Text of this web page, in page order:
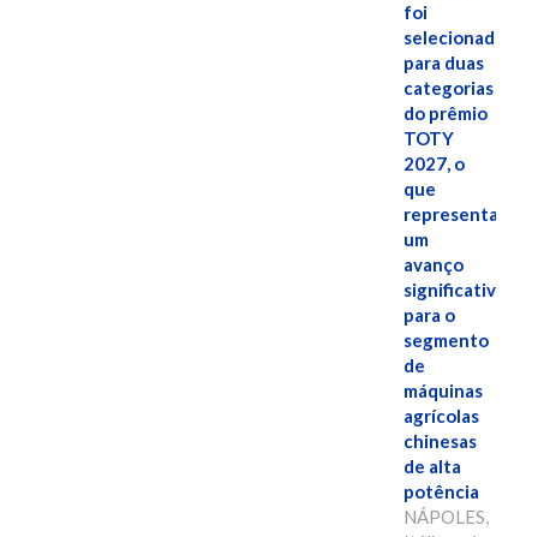
foi
selecionado
para duas
categorias
do prêmio
TOTY
2027, o
que
representa
um
avanço
significativo
para o
segmento
de
máquinas
agrícolas
chinesas
de alta
potência
NÁPOLES,